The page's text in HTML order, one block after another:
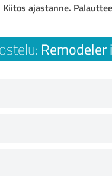
Kiitos ajastanne.
Remodeler